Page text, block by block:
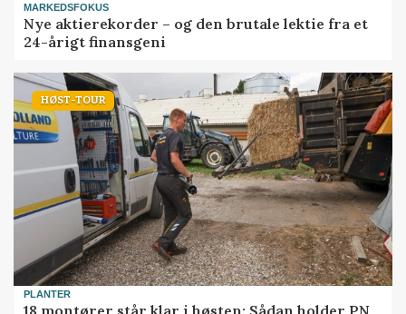
MARKEDSFOKUS
Nye aktierekorder – og den brutale lektie fra et
24-årigt finansgeni
HØST-TOUR
PLANTER